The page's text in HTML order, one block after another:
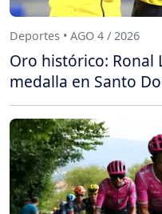
Deportes • AGO 4 / 2026
Oro histórico: Ronal
medalla en Santo